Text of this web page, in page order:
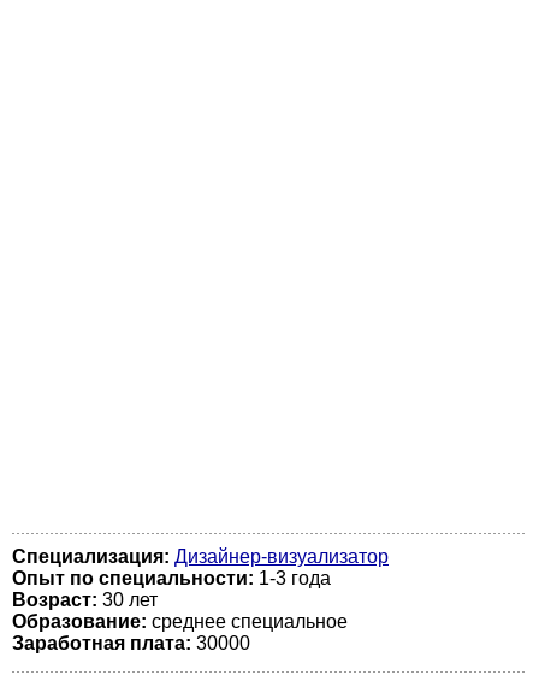
Специализация: Дизайнер-визуализатор
Опыт по специальности: 1-3 года
Возраст: 30 лет
Образование: среднее специальное
Заработная плата: 30000